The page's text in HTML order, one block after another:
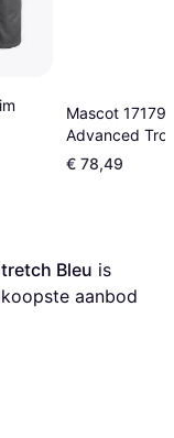
Mascot
Advanced
Dark Navy
€ 78,49
Bleu
aanbod